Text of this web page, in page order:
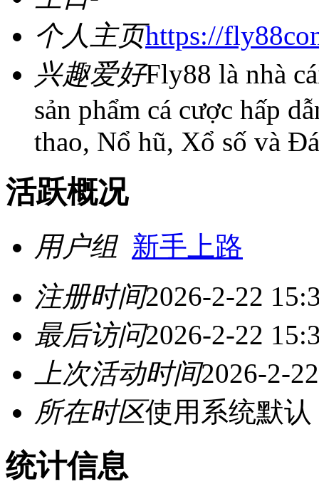
个人主页https://
兴趣爱好Fly88 là nhà
sản phẩm cá cược hấp
thao, Nổ hũ, Xổ số và
活跃概况
用户组 新手上路
注册时间2026-2-22
最后访问2026-2-22
上次活动时间2026-2-
所在时区使用系统默认
统计信息